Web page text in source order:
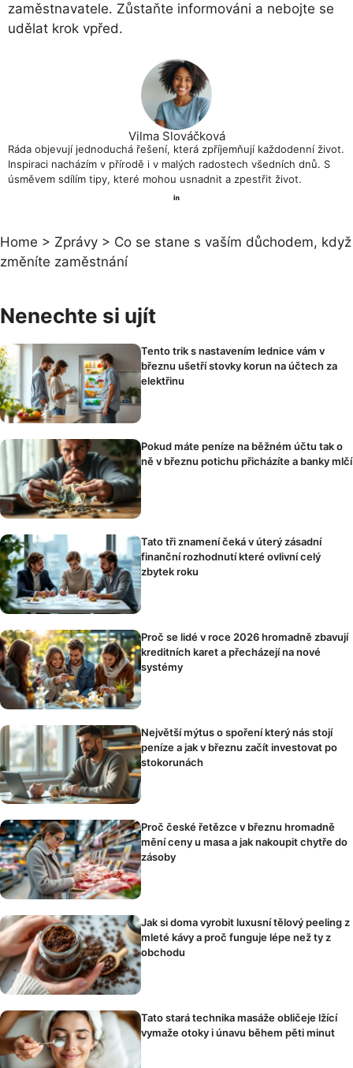
zaměstnavatele. Zůstaňte informováni a nebojte se
udělat krok vpřed.
Vilma Slováčková
Ráda objevují jednoduchá řešení, která zpříjemňují každodenní život.
Inspiraci nacházím v přírodě i v malých radostech všedních dnů. S
úsměvem sdílím tipy, které mohou usnadnit a zpestřit život.
Home > Zprávy > Co se stane s vaším důchodem, když
změníte zaměstnání
Nenechte si ujít
Tento trik s nastavením lednice vám v
březnu ušetří stovky korun na účtech za
elektřinu
Pokud máte peníze na běžném účtu tak o
ně v březnu potichu přicházíte a banky mlčí
Tato tři znamení čeká v úterý zásadní
finanční rozhodnutí které ovlivní celý
zbytek roku
Proč se lidé v roce 2026 hromadně zbavují
kreditních karet a přecházejí na nové
systémy
Největší mýtus o spoření který nás stojí
peníze a jak v březnu začít investovat po
stokorunách
Proč české řetězce v březnu hromadně
mění ceny u masa a jak nakoupit chytře do
zásoby
Jak si doma vyrobit luxusní tělový peeling z
mleté kávy a proč funguje lépe než ty z
obchodu
Tato stará technika masáže obličeje lžící
vymaže otoky i únavu během pěti minut